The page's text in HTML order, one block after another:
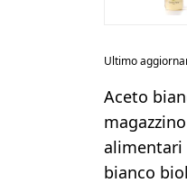
Ultimo
Aceto
alimentari
bianco